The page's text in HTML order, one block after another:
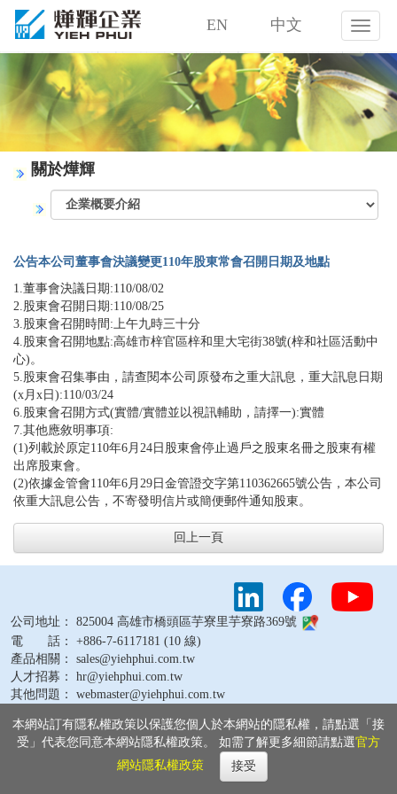
燁
輝
企
業
股
份
有
限
司
EN 中文
關於燁輝
公告本公司董事會決議變更110年股東常會召開日期及地點
1.董事會決議日期:110/08/02
2.股東會召開日期:110/08/25
3.股東會召開時間:上午九時三十分
4.股東會召開地點:高雄市梓官區梓和里大宅街38號(梓和社區活動中
心)。
5.股東會召集事由，請查閱本公司原發布之重大訊息，重大訊息日期
(x月x日):110/03/24
6.股東會召開方式(實體/實體並以視訊輔助，請擇一):實體
7.其他應敘明事項:
(1)列載於原定110年6月24日股東會停止過戶之股東名冊之股東有權
出席股東會。
(2)依據金管會110年6月29日金管證交字第110362665號公告，本公司
依重大訊息公告，不寄發明信片或簡便郵件通知股東。
回上一頁
公司地址： 825004 高雄市橋頭區芋寮里芋寮路369號
電 話： +886-7-6117181 (10 線)
產品相關： sales@yiehphui.com.tw
人才招募： hr@yiehphui.com.tw
其他問題： webmaster@yiehphui.com.tw
Copyright © 2026 燁輝企業股份有限公司 版權所有隱私權政策
本網站訂有隱私權政策以保護您個人於本網站的隱私權，請點選「接
受」代表您同意本網站隱私權政策。 如需了解更多細節請點選官方
網站隱私權政策
接受